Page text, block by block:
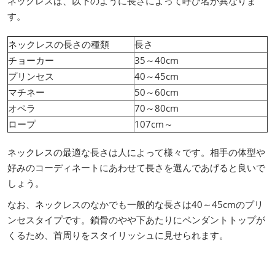
す。
ネックレスの長さの種類
長さ
チョーカー
35～40cm
プリンセス
40～45cm
マチネー
50～60cm
オペラ
70～80cm
ロープ
107cm～
ネックレスの最適な長さは人によって様々です。相手の体型や
好みのコーディネートにあわせて長さを選んであげると良いで
しょう。
なお、ネックレスのなかでも一般的な長さは40～45cmのプリ
ンセスタイプです。鎖骨のやや下あたりにペンダントトップが
くるため、首周りをスタイリッシュに見せられます。